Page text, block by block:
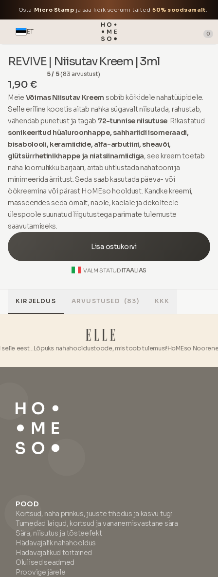
Osta Micro Stamp ja saa kõik seerumi täited 50% soodsamalt.
ET 0
REVIVE | Niisutav Kreem | 3ml
5 / 5(83 arvustust)
1,90 €
Meie Võimas Niisutav Kreem sobib kõikidele nahatüüpidele.
Selle eriline koostis aitab nahka sügavalt niisutada, rahustab,
vähendab punetust ja tagab 72-tunnise niisutuse. Rikastatud
sonikeeritud hüaluroonhappe, sahhariidi isomeraadi,
bisabolooli, keramiidide, alfa-arbutiini, sheavõi,
glütsürrhetinikhappe ja niatsiinamiidiga, see kreem toetab
naha loomulikku barjääri, aitab ühtlustada nahatooni ja
minimeerida ärritust. Seda saab kasutada päeva- või
öökreemina või pärast HoMEso hooldust. Kandke kreemi,
masseerides seda õrnalt, näole, kaelale ja dekolteele
ülespoole suunatud liigutustega parimate tulemuste
saavutamiseks.
Lisa ostukorvi
VALMISTATUDITAALIAS
KIRJELDUS ARVUSTUSED (83) KKK
eest...Lõpuks nahahooldustoode, mis toob tulemusi!HoMEso
POOD
Kortsud, naha prinkus, juuste tihedus ja kasvu tugi
Tumedad laigud, kortsud ja vananemisvastane sära
Sära, niisutus ja tõsteefekt
Hädavajalik nahahooldus
Hädavajalikud toitained
Olulised seadmed
Proovige järele